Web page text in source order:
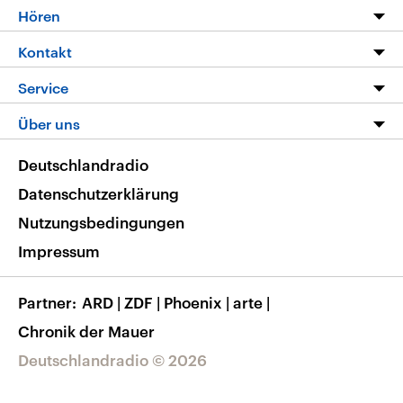
Programm
Die Nachrichten
Nachrichtenleicht
Neue Beiträge auf dlf.de
Hören
Livestream
Podcasts
Deutschlandfunk App
Nachrichten App
Frequenzen
Kontakt
Hörerservice
Service
FAQ
Veranstaltungen
Musikliste
RSS
Über uns
Barrierefreiheit
Deutschlandradio © 2026
Deutschlandradio
Datenschutzerklärung
Nutzungsbedingungen
Impressum
Partner ARD | ZDF | Phoenix | arte |
Chronik der Mauer